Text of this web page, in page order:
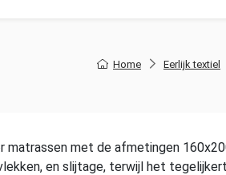
Home Eerlijk textiel
met de afmetingen
en slijtage, terwijl het